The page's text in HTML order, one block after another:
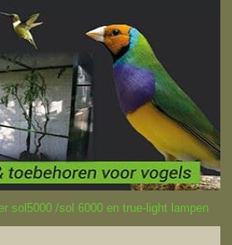
sol5000 /sol 6000 en true-light lampen